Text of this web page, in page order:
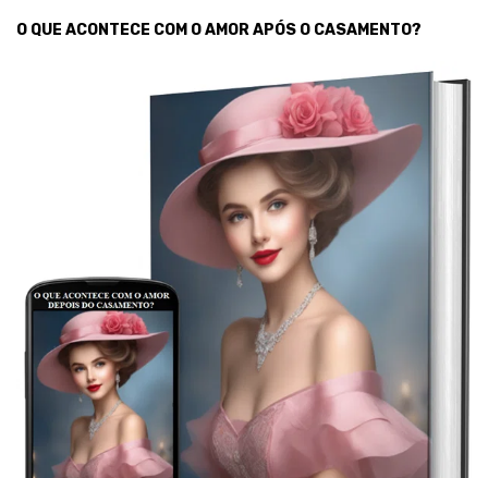
O QUE ACONTECE COM O AMOR APÓS O CASAMENTO?